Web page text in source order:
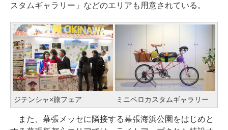
スタムギャラリー」などのエリアも用意されている。
ジテンシャ×旅フェア ミニベロカスタムギャラリー
また、幕張メッセに隣接する幕張海浜公園をはじめと